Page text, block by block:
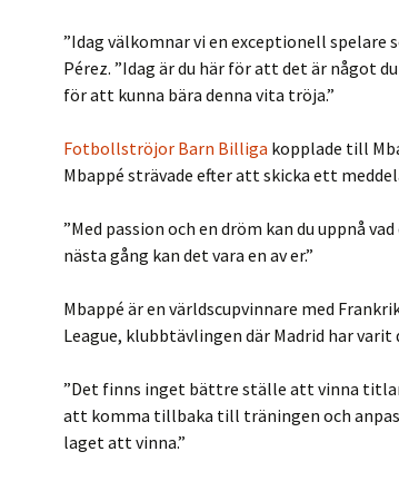
”Idag välkomnar vi en exceptionell spelare
Pérez. ”Idag är du här för att det är något
för att kunna bära denna vita tröja.”
Fotbollströjor Barn Billiga kopplade till
Mbappé strävade efter att skicka ett
”Med passion och en dröm kan du uppnå
nästa gång kan det vara en av er.”
Mbappé är en världscupvinnare med
League, klubbtävlingen där Madrid har
”Det finns inget bättre ställe att vinna titlar
att komma tillbaka till träningen och
laget att vinna.”